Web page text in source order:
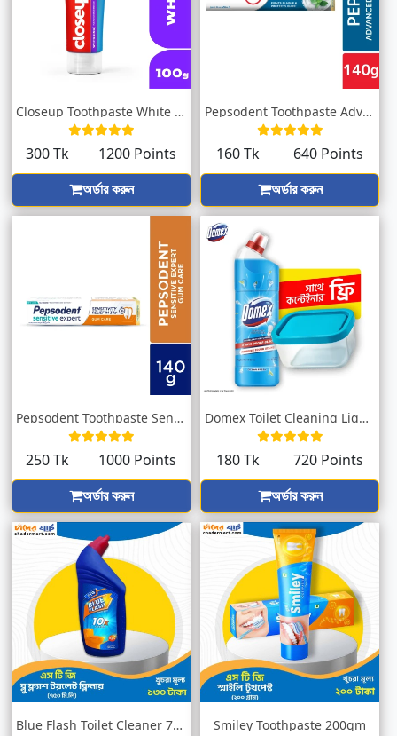
Closeup Toothpaste White Now 100g
300 Tk
1200 Points
অর্ডার করুন
Pepsodent Toothpaste Advanced Salt 140g
160 Tk
640 Points
অর্ডার করুন
Pepsodent Toothpaste Sensitive Expert Gu...
250 Tk
1000 Points
অর্ডার করুন
Domex Toilet Cleaning Liquid Ocean Fresh...
180 Tk
720 Points
অর্ডার করুন
Blue Flash Toilet Cleaner 750ml Smiley Toothpaste 200gm